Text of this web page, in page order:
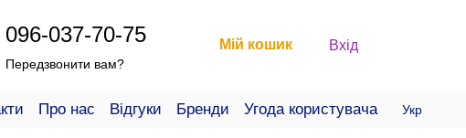
096-037-70-75
Передзвонити вам?
Мій кошик Вхід
Про нас Відгуки Бренди
Угода користувача
Укр